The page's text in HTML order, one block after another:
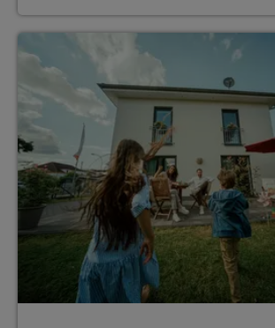
Mängel beim Bau eines Ausbauhauses: was